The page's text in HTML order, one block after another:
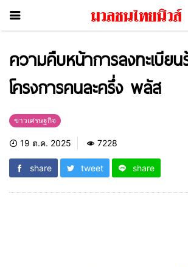
ความคืบหน้าการลงทะเบียน
โครงการคนละครึ่ง พลัส
ข่าวเศรษฐกิจ
19 ต.ค. 2025 7228
share tweet share